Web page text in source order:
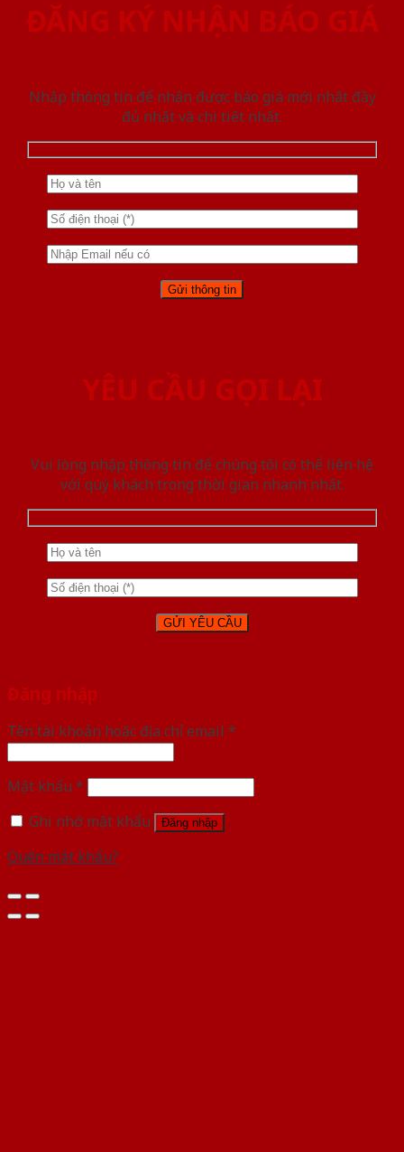
ĐĂNG KÝ NHẬN BÁO GIÁ
Nhập thông tin để nhận được báo giá mới nhât đầy
đủ nhất và chi tiết nhất.
YÊU CẦU GỌI LẠI
Vui lòng nhập thông tin để chúng tôi có thể liên hệ
với quý khách trong thời gian nhanh nhất.
Đăng nhập
Tên tài khoản hoặc địa chỉ email *
Mật khẩu *
Ghi nhớ mật khẩu
Đăng nhập
Quên mật khẩu?